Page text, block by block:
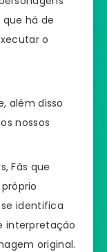
há de
o
além disso
nossos
Fãs que
identifica
interpretação
original.